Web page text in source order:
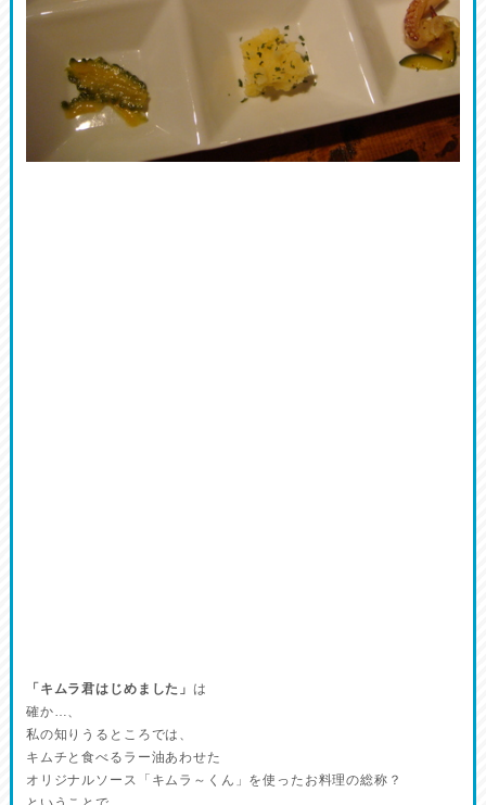
「キムラ君はじめました」は
確か…、
私の知りうるところでは、
キムチと食べるラー油あわせた
オリジナルソース「キムラ～くん」を使ったお料理の総称？